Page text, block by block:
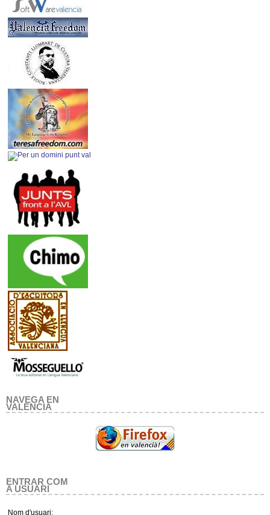
NAVEGA EN
VALENCIA
ENTRAR COM
A USUARI
Nom d'usuari: